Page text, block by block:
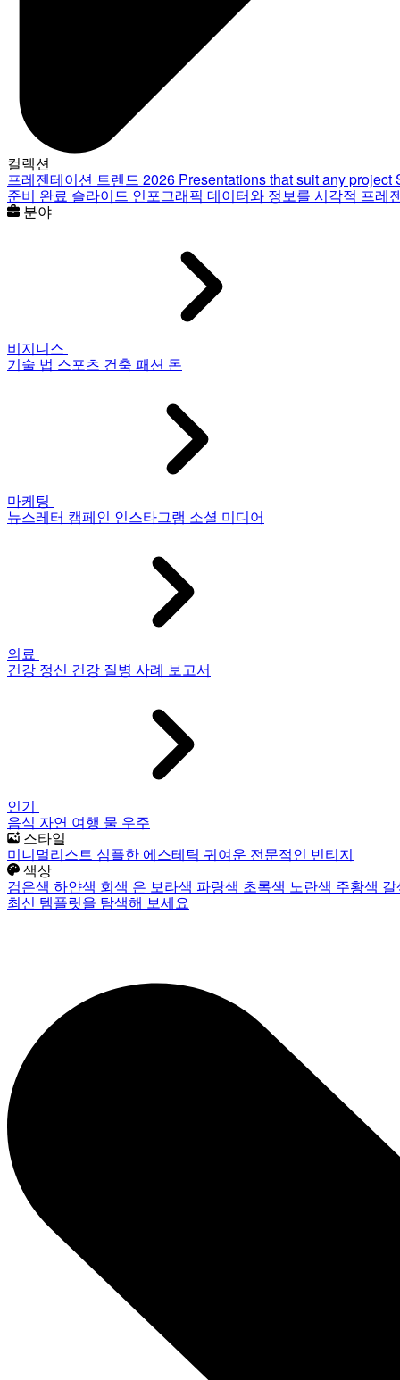
컬렉션
프레젠테이션 트렌드 2026 Presentations that suit any project
준비 완료 슬라이드 인포그래픽 데이터와 정보를 시각적 프레
분야
비지니스
기술 법 스포츠 건축 패션 돈
마케팅
뉴스레터 캠페인 인스타그램 소셜 미디어
의료
건강 정신 건강 질병 사례 보고서
인기
음식 자연 여행 물 우주
스타일
미니멀리스트 심플한 에스테틱 귀여운 전문적인 빈티지
색상
검은색 하얀색 회색 은 보라색 파랑색 초록색 노란색 주황색
최신 템플릿을 탐색해 보세요